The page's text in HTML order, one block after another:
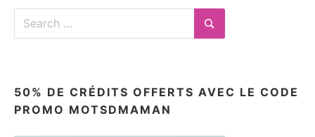
Search
Search
50% DE CRÉDITS OFFERTS AVEC LE CODE
PROMO MOTSDMAMAN